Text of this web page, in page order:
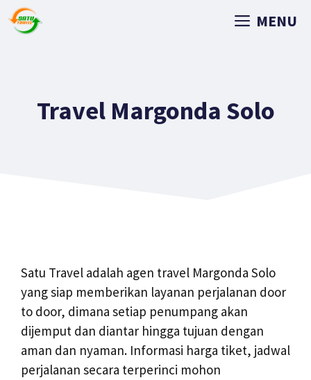
MENU
Travel Margonda Solo
Satu Travel adalah agen travel Margonda Solo
yang siap memberikan layanan perjalanan door
to door, dimana setiap penumpang akan
dijemput dan diantar hingga tujuan dengan
aman dan nyaman. Informasi harga tiket, jadwal
perjalanan secara terperinci mohon